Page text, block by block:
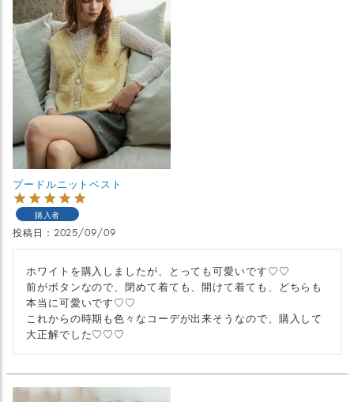
プードルニットベスト
購入者
投稿日 2025/09/09
ホワイトを購入しましたが、とっても可愛いです♡♡
前がボタンなので、閉めて着ても、開けて着ても、どちらも
本当に可愛いです♡♡
これからの時期も色々なコーデが出来そうなので、購入して
大正解でした♡♡♡